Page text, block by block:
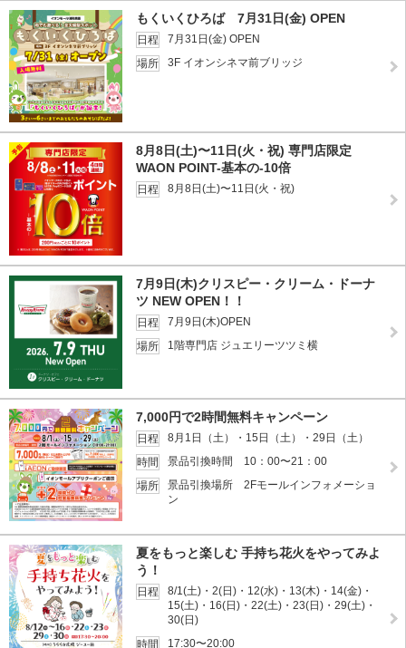
もくいくひろば 7月31日(金) OPEN
日程
7月31日(金) OPEN
場所
3F イオンシネマ前ブリッジ
8月8日(土)〜11日(火・祝) 専門店限定
WAON POINT-基本の-10倍
日程 8月8日(土)〜11日(火・祝)
7月9日(木)クリスピー・クリーム・ドーナ
ツ NEW OPEN！！
日程
7月9日(木)OPEN
場所
1階専門店 ジュエリーツツミ横
7,000円で2時間無料キャンペーン
日程
8月1日（土）・15日（土）・29日（土）
時間
景品引換時間 10：00〜21：00
場所
景品引換場所 2Fモールインフォメーショ
ン
夏をもっと楽しむ 手持ち花火をやってみよ
う！
日程
8/1(土)・2(日)・12(水)・13(木)・14(金)・
15(土)・16(日)・22(土)・23(日)・29(土)・
30(日)
時間
17:30〜20:00